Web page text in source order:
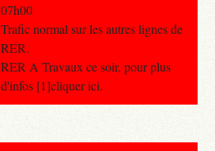
07h00
Trafic normal sur les autres lignes de
RER.
RER A Travaux ce soir, pour plus
d'infos [1]cliquer ici.